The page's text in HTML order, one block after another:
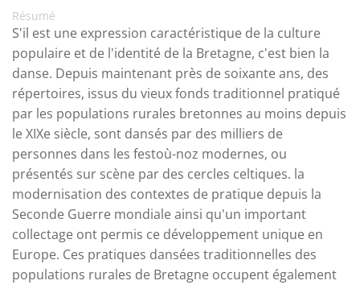
Résumé
S'il est une expression caractéristique de la culture
populaire et de l'identité de la Bretagne, c'est bien la
danse. Depuis maintenant près de soixante ans, des
répertoires, issus du vieux fonds traditionnel pratiqué
par les populations rurales bretonnes au moins depuis
le XIXe siècle, sont dansés par des milliers de
personnes dans les festoù-noz modernes, ou
présentés sur scène par des cercles celtiques. la
modernisation des contextes de pratique depuis la
Seconde Guerre mondiale ainsi qu'un important
collectage ont permis ce développement unique en
Europe. Ces pratiques dansées traditionnelles des
populations rurales de Bretagne occupent également